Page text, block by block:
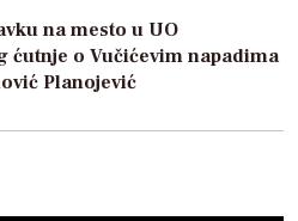
na mesto u UO
ćutnje o Vučićevim napadima
Planojević